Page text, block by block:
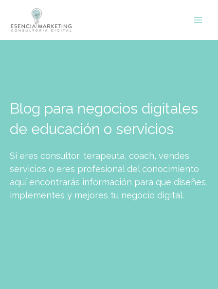
contenido
Blog para negocios digitales
de educación o servicios
Si eres consultor, terapeuta, coach, vendes
servicios o eres profesional del conocimiento
aquí encontrarás información para que diseñes,
implementes y mejores tu negocio digital.